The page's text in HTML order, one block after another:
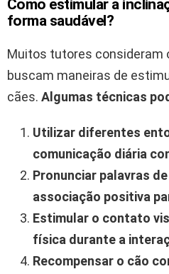
Como estimular a
forma saudável?
Muitos tutores consideram
buscam maneiras de
cães. Algumas técnicas
Utilizar diferentes
comunicação diária
Pronunciar palavras
associação positiva
Estimular o contato
física durante a
Recompensar o cão